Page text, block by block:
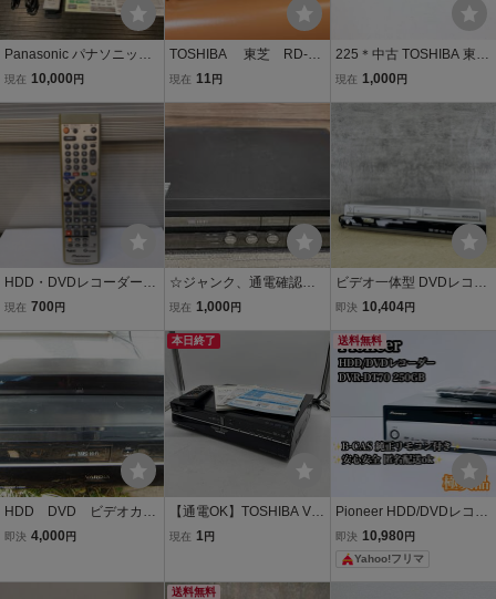
Panasonic パナソニック
DIGA HDD(200GB)内蔵
デオ一体型 DVDレコーダ
ー DMR-EH73V 動作確認
済
現在 10,000 円
TOSHIBA 東芝 RD-W
300 一体型VHS/HDD/DV
Dレコーダー 再生確認
現在 11円
225＊中古 TOSHIBA 東芝
RD-E300 HDD&DVDビデ
現在 1,000 円
HDD・DVDレコーダーリ
モコン パイオニア VX
現在 700 円
☆ジャンク、通電確認済
み☆SHARP DV-ACV52 V
DVD/VHS/HDD
現在 1,000 円
ビデオ一体型 DVDレコー
ダー 【中古】動作保証 Pa
R-EH75V HDD内蔵 ビデ
オデッキ / 517168
即決 10,404円
HDD DVD ビデオカセ
ットレコーダー
即決 4,000 円
本日終了
【通電OK】TOSHIBA VT
R一体型HDD&DVDビデ
現在 1 円
送料無料
Pioneer HDD/DVDレコー
ダー DVR-DT70 250GB
付属多数 パイオニア
即決 10,980 円
Yahoo!フリマ
送料無料